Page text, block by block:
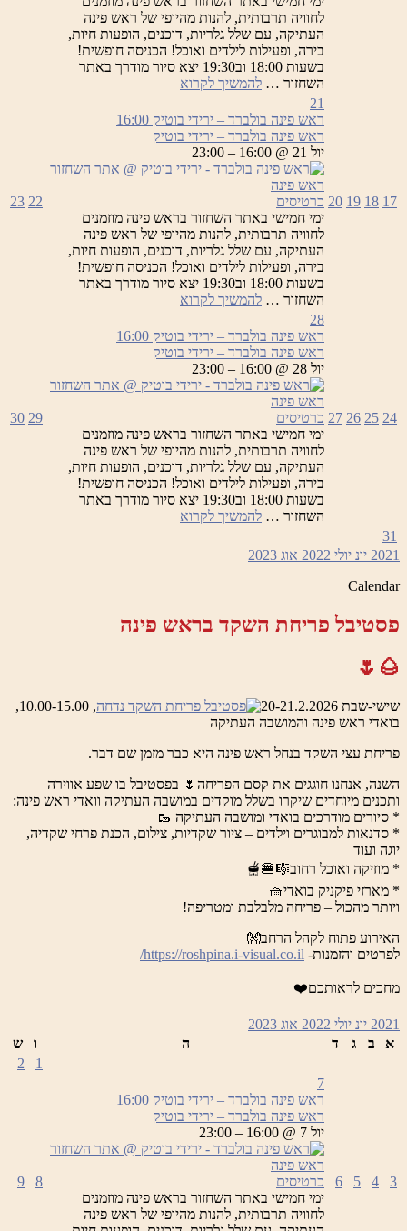
לחוויה תרבותית, להנות מהיופי של ראש פינה
העתיקה, עם שלל גלריות, דוכנים, הופעות חיות,
בירה, ופעילות לילדים ואוכל! הכניסה חופשית!
בשעות 18:00 וב19:30 יצא סיור מודרך באתר
השחזור … להמשיך לקרוא
בולברד
–
ירידי
בוטיק
17
18
19
20
21
ראש פינה בולברד – ירידי בוטיק 16:00
ראש פינה בולברד – ירידי בוטיק
יול 21 @ 16:00 – 23:00
כרטיסים
ימי חמישי באתר השחזור בראש פינה מוזמנים
לחוויה תרבותית, להנות מהיופי של ראש פינה
העתיקה, עם שלל גלריות, דוכנים, הופעות חיות,
בירה, ופעילות לילדים ואוכל! הכניסה חופשית!
בשעות 18:00 וב19:30 יצא סיור מודרך באתר
השחזור … להמשיך לקרוא
בולברד
–
ירידי
בוטיק
22
23
24
25
26
27
28
ראש פינה בולברד – ירידי בוטיק 16:00
ראש פינה בולברד – ירידי בוטיק
יול 28 @ 16:00 – 23:00
כרטיסים
ימי חמישי באתר השחזור בראש פינה מוזמנים
לחוויה תרבותית, להנות מהיופי של ראש פינה
העתיקה, עם שלל גלריות, דוכנים, הופעות חיות,
בירה, ופעילות לילדים ואוכל! הכניסה חופשית!
בשעות 18:00 וב19:30 יצא סיור מודרך באתר
השחזור … להמשיך לקרוא
29
30
31
2021 יונ יולי 2022 אוג 2023
Calendar
פסטיבל פריחת השקד בראש פינה
🌰🌷
שישי-שבת 20-21.2.2026
, 10.00-15.00,
בואדי ראש פינה והמושבה העתיקה
פריחת עצי השקד בנחל ראש פינה היא כבר מזמן שם דבר.
השנה, אנחנו חוגגים את קסם הפריחה🌷 בפסטיבל בו שפע אווירה
ותכנים מיוחדים שיקרו בשלל מוקדים במושבה העתיקה וואדי ראש פינה:
* סיורים מודרכים בואדי ומושבה העתיקה 🥾
* סדנאות למבוגרים וילדים – ציור שקדיות, צילום, הכנת פרחי שקדיה,
יוגה ועוד
* מוזיקה ואוכל רחוב🎼🍔🫕
* מארזי פיקניק בואדי🧺
ויותר מהכול – פריחה מלבלבת ומטריפה!
האירוע פתוח לקהל הרחב👐
לפרטים והזמנות- https://roshpina.i-visual.co.il/
מחכים לראותכם❤️
2021 יונ יולי 2022 אוג 2023
א
ב ג ד ה ו
ש
1
2
3
4
5
6
7
ראש פינה בולברד – ירידי בוטיק 16:00
ראש פינה בולברד – ירידי בוטיק
יול 7 @ 16:00 – 23:00
כרטיסים
ימי חמישי באתר השחזור בראש פינה מוזמנים
לחוויה תרבותית, להנות מהיופי של ראש פינה
8
9